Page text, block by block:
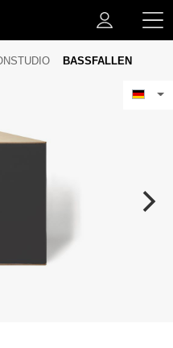
BASSFALLEN